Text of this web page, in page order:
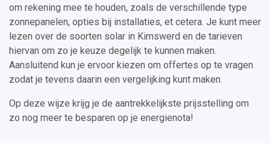
om rekening mee te houden, zoals de verschillende type
zonnepanelen, opties bij installaties, et cetera. Je kunt meer
lezen over de soorten solar in Kimswerd en de tarieven
hiervan om zo je keuze degelijk te kunnen maken.
Aansluitend kun je ervoor kiezen om offertes op te vragen
zodat je tevens daarin een vergelijking kunt maken.
Op deze wijze krijg je de aantrekkelijkste prijsstelling om
zo nog meer te besparen op je energienota!